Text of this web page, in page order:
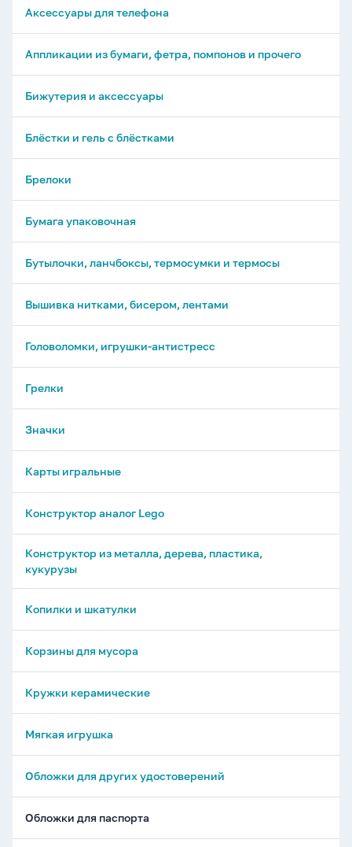
Аксессуары для телефона
Аппликации из бумаги, фетра, помпонов и прочего
Бижутерия и аксессуары
Блёстки и гель с блёстками
Брелоки
Бумага упаковочная
Бутылочки, ланчбоксы, термосумки и термосы
Вышивка нитками, бисером, лентами
Головоломки, игрушки-антистресс
Грелки
Значки
Карты игральные
Конструктор аналог Lego
Конструктор из металла, дерева, пластика,
кукурузы
Копилки и шкатулки
Корзины для мусора
Кружки керамические
Мягкая игрушка
Обложки для других удостоверений
Обложки для паспорта